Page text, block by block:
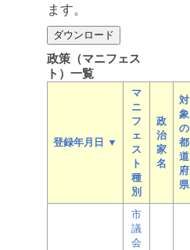
ます。
政策（マニフェス
ト）一覧
登録年月日 ▼
マ
ニ
フ
ェ
ス
ト
種
別
政
治
家
名
対
象
の
都
道
府
県
市
議
会